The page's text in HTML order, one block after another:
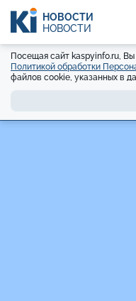
НОВОСТИ
НОВОСТИ
Посещая сайт kaspyinfo.ru,
Политикой обработки
файлов cookie, указанных в